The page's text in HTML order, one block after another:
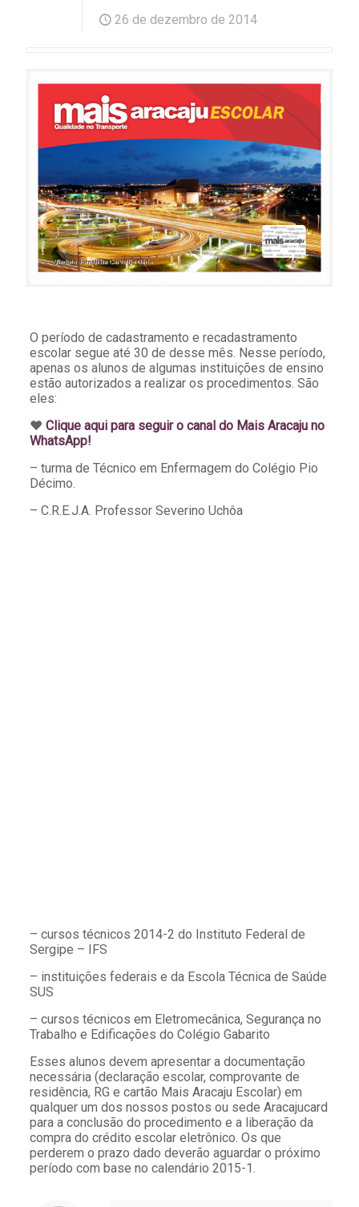
26 de dezembro de 2014
O período de cadastramento e recadastramento
escolar segue até 30 de desse mês. Nesse período,
apenas os alunos de algumas instituições de ensino
estão autorizados a realizar os procedimentos. São
eles:
♥️ Clique aqui para seguir o canal do Mais Aracaju no
WhatsApp!
– turma de Técnico em Enfermagem do Colégio Pio
Décimo.
– C.R.E.J.A. Professor Severino Uchôa
– cursos técnicos 2014-2 do Instituto Federal de
Sergipe – IFS
– instituições federais e da Escola Técnica de Saúde
SUS
– cursos técnicos em Eletromecânica, Segurança no
Trabalho e Edificações do Colégio Gabarito
Esses alunos devem apresentar a documentação
necessária (declaração escolar, comprovante de
residência, RG e cartão Mais Aracaju Escolar) em
qualquer um dos nossos postos ou sede Aracajucard
para a conclusão do procedimento e a liberação da
compra do crédito escolar eletrônico. Os que
perderem o prazo dado deverão aguardar o próximo
período com base no calendário 2015-1.